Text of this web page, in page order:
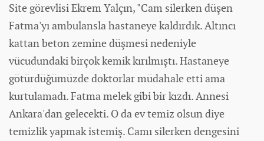
Site görevlisi Ekrem Yalçın, "Cam silerken düşen
Fatma'yı ambulansla hastaneye kaldırdık. Altıncı
kattan beton zemine düşmesi nedeniyle
vücudundaki birçok kemik kırılmıştı. Hastaneye
götürdüğümüzde doktorlar müdahale etti ama
kurtulamadı. Fatma melek gibi bir kızdı. Annesi
Ankara'dan gelecekti. O da ev temiz olsun diye
temizlik yapmak istemiş. Camı silerken dengesini